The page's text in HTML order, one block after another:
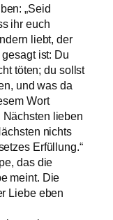
„Seid
ihr euch
liebt, der
ist: Du
töten; du sollst
und was da
Wort
lieben
nichts
Erfüllung.“
das die
meint. Die
Liebe eben